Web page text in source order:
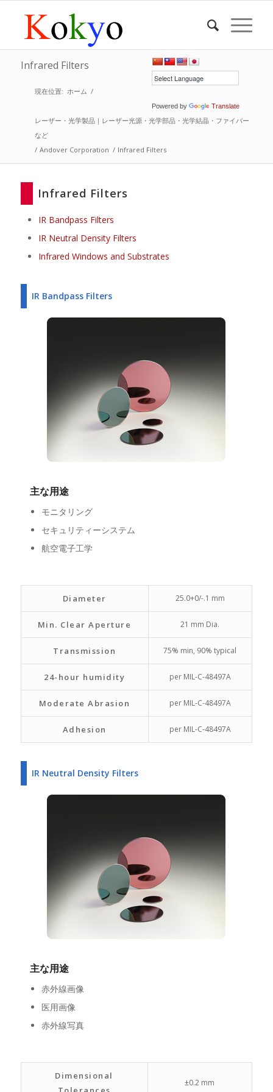
Infrared Filters
Powered by Translate
現在位置: ホーム /
レーザー・光学製品｜レーザー光源・光学部品・光学結晶・ファイバー
など
/ Andover Corporation / Infrared Filters
Infrared Filters
IR Bandpass Filters
IR Neutral Density Filters
Infrared Windows and Substrates
IR Bandpass Filters
主な用途
モニタリング
セキュリティーシステム
航空電子工学
Diameter 25.0+0/-.1 mm
Min. Clear Aperture 21 mm Dia.
Transmission 75% min, 90% typical
24-hour humidity per MIL-C-48497A
Moderate Abrasion per MIL-C-48497A
Adhesion per MIL-C-48497A
IR Neutral Density Filters
主な用途
赤外線画像
医用画像
赤外線写真
Dimensional
±0.2 mm